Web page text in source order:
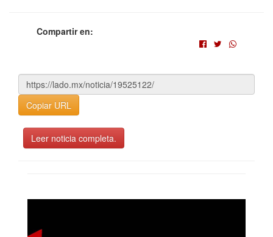
Compartir en:
Copiar URL
Leer noticia completa.